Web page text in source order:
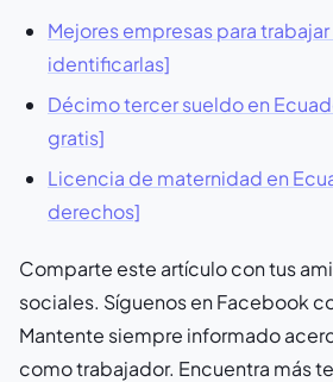
Mejores empresas para
identificarlas]
Décimo tercer sueldo en
gratis]
Licencia de maternidad en
derechos]
Comparte este artículo con tus
sociales. Síguenos en Facebook
Mantente siempre informado
como trabajador. Encuentra más